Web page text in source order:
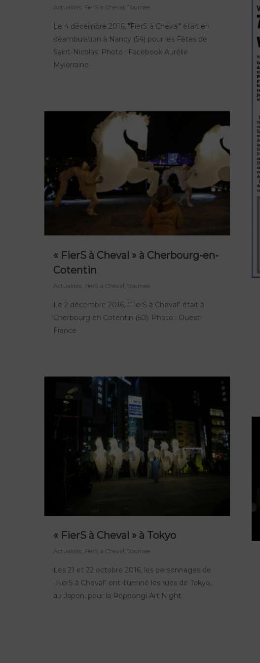
Actualités FierS à Cheval Tournée
Le 4 décembre 2016, "FierS à Cheval" était en
déambulation à Nancy (54) pour les Fêtes de
Saint-Nicolas. Photo : Facebook Aurélie
Mylorraine
« FierS à Cheval » à Cherbourg-en-
Cotentin
Actualités FierS à Cheval Tournée
Le 2 décembre 2016, "FierS à Cheval" était à
Cherbourg en Cotentin (50). Photo : Ouest-
France
« FierS à Cheval » à Tokyo
Actualités FierS à Cheval Tournée
Les 21 et 22 octobre 2016, les personnages de
"FierS à Cheval" ont illuminé les rues de Tokyo,
au Japon, pour la Roppongi Art Night.